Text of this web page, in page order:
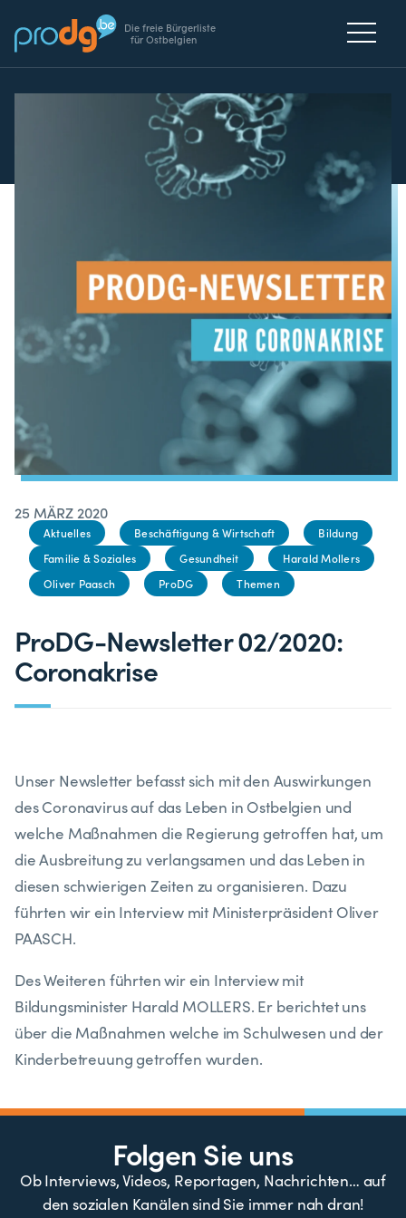
Die freie Bürgerliste
für Ostbelgien
25 MÄRZ 2020
Aktuelles Beschäftigung & Wirtschaft
Bildung
Familie & Soziales
Gesundheit
Harald Mollers
Oliver Paasch
ProDG Themen
ProDG-Newsletter 02/2020:
Coronakrise
Unser Newsletter befasst sich mit den Auswirkungen
des Coronavirus auf das Leben in Ostbelgien und
welche Maßnahmen die Regierung getroffen hat, um
die Ausbreitung zu verlangsamen und das Leben in
diesen schwierigen Zeiten zu organisieren. Dazu
führten wir ein Interview mit Ministerpräsident Oliver
PAASCH.
Des Weiteren führten wir ein Interview mit
Bildungsminister Harald MOLLERS. Er berichtet uns
über die Maßnahmen welche im Schulwesen und der
Kinderbetreuung getroffen wurden.
Folgen Sie uns
Ob Interviews, Videos, Reportagen, Nachrichten… auf
den sozialen Kanälen sind Sie immer nah dran!